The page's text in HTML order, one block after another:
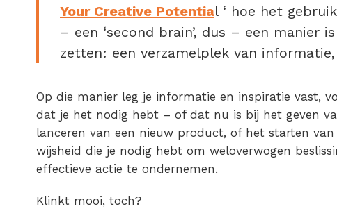
Your Creative Potential ‘ hoe het
– een ‘second brain’, dus – een manier
zetten: een verzamelplek van
Op die manier leg je informatie en inspiratie vast,
dat je het nodig hebt – of dat nu is bij het geven
lanceren van een nieuw product, of het starten
wijsheid die je nodig hebt om weloverwogen
effectieve actie te ondernemen.
Klinkt mooi, toch?